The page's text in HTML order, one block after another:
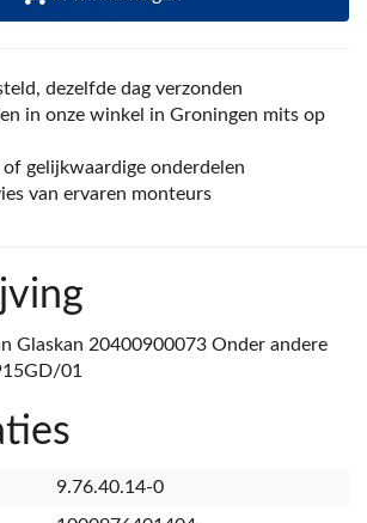
dezelfde dag verzonden
in onze winkel in Groningen mits op
gelijkwaardige onderdelen
van ervaren monteurs
Glaskan 20400900073 Onder andere
01
9.76.40.14-0